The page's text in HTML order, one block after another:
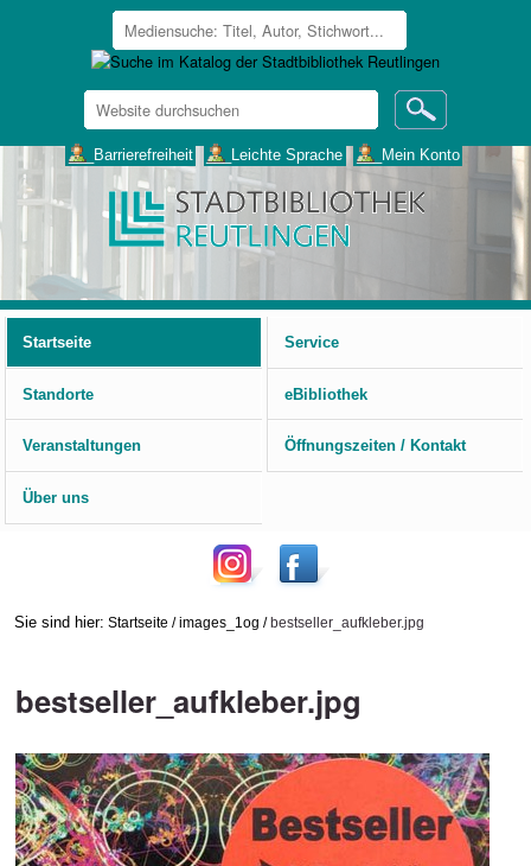
Website
durchsuchen
___Barrierefreiheit ___Leichte Sprache ___Mein Konto
Startseite
Service
Standorte eBibliothek
Veranstaltungen Öffnungszeiten / Kontakt
Über uns
Sie sind hier: Startseite /images_1og /bestseller_aufkleber.jpg
bestseller_aufkleber.jpg